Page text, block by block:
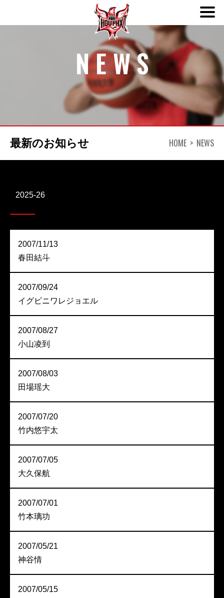
ABOUT
TEAM
SCHEDULE
NEWS
最新のお知らせ HOME NEWS
2025-26
2007/11/13
春田結斗
2007/09/24
イグビニワレジョエル
2007/08/27
小山凌到
2007/08/03
田場瑶大
2007/07/20
竹内悠宇太
2007/07/05
大久保航
2007/07/01
竹本璃功
2007/05/21
神谷情
2007/05/15